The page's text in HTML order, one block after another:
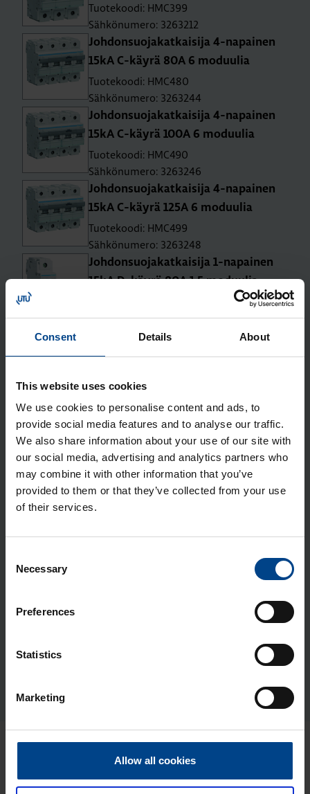
Consent Details About
This website uses cookies
We use cookies to personalise content and ads, to
provide social media features and to analyse our traffic.
We also share information about your use of our site with
our social media, advertising and analytics partners who
may combine it with other information that you’ve
provided to them or that they’ve collected from your use
of their services.
Selection
Necessary
Preferences
Statistics
Marketing
Allow all cookies
Tuotekoodi: HMC399
Sähkönumero: 3263212
Joh­don­suo­ja­kat­kai­si­ja 4-na­pai­nen
15kA C-käy­rä 80A 6 mo­duu­lia
Tuotekoodi: HMC480
Sähkönumero: 3263244
Joh­don­suo­ja­kat­kai­si­ja 4-na­pai­nen
15kA C-käy­rä 100A 6 mo­duu­lia
Tuotekoodi: HMC490
Sähkönumero: 3263246
Joh­don­suo­ja­kat­kai­si­ja 4-na­pai­nen
15kA C-käy­rä 125A 6 mo­duu­lia
Tuotekoodi: HMC499
Sähkönumero: 3263248
Joh­don­suo­ja­kat­kai­si­ja 1-na­pai­nen
15kA D-käy­rä 80A 1.5 mo­duu­lia
Sähkönumero: 3263280
Joh­don­suo­ja­kat­kai­si­ja 1-na­pai­nen
15kA D-käy­rä 100A 1.5 mo­duu­lia
Sähkönumero: 3263282
Joh­don­suo­ja­kat­kai­si­ja 1-na­pai­nen
15kA D-käy­rä 125A 1.5 mo­duu­lia
Tuotekoodi: HMD199
Sähkönumero: 3263284
Joh­don­suo­ja­kat­kai­si­ja 2-na­pai­nen
Sähkönumero: 3263316
Joh­don­suo­ja­kat­kai­si­ja 2-na­pai­nen
15kA D-käy­rä 100A 3 mo­duu­lia
Uusimmat artikkelit aiheesta
Kotelojärjestelmät ja